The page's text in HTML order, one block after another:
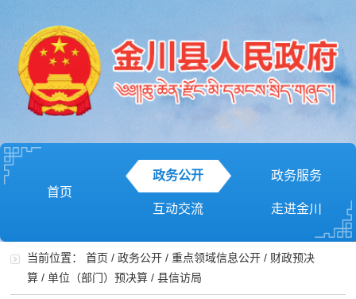
首页
政务公开 政务服务
互动交流 走进金川
当前位置：首页 /政务公开 /重点领域信息公开 / 财政预决
算 /单位（部门）预决算 /县信访局